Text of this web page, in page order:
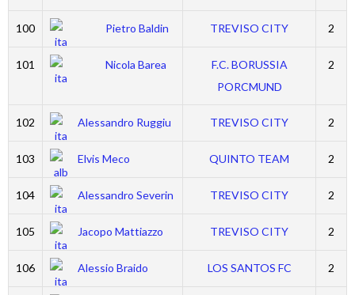
100 Pietro Baldin TREVISO CITY 2
101 Nicola Barea
F.C. BORUSSIA
PORCMUND
2
102 Alessandro Ruggiu TREVISO CITY 2
103 Elvis Meco QUINTO TEAM 2
104 Alessandro Severin TREVISO CITY 2
105 Jacopo Mattiazzo TREVISO CITY 2
106 Alessio Braido LOS SANTOS FC 2